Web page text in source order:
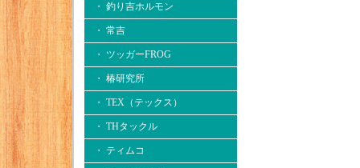
・ 釣り吉ホルモン
・ 常吉
・ ツッガーFROG
・ 椿研究所
・ TEX（テックス）
・ THタックル
・ ティムコ